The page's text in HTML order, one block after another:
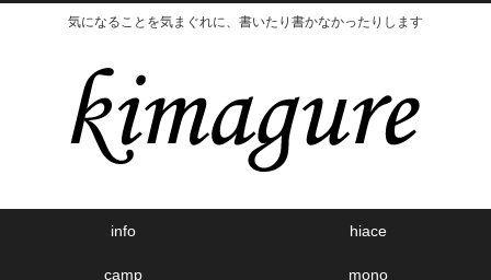
気になることを気まぐれに、書いたり書かなかったりします
info hiace
camp mono